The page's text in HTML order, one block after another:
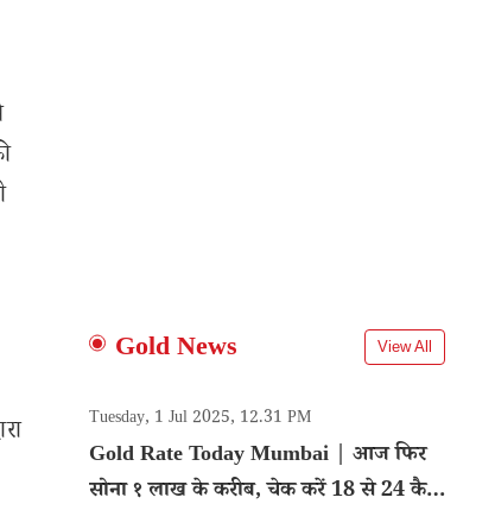
Gold News View All
Tuesday, 1 Jul 2025, 12.31 PM
Gold Rate Today Mumbai | आज फिर
सोना १ लाख के करीब, चेक करें 18 से 24 कैरेट